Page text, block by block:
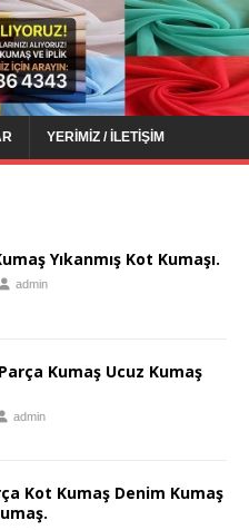
YERIMIZ / İLETIŞIM
Yıkanmış Kot Kumaşı.
admin
Kumaş Ucuz Kumaş
admin
Kot Kumaş Denim Kumaş